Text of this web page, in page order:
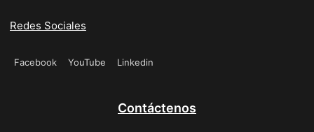
Redes Sociales
Facebook YouTube Linkedin
Contáctenos